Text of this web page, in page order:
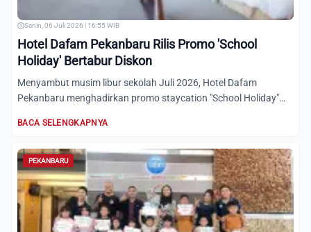
Senin, 06 Juli 2026 | 16:55 WIB
Hotel Dafam Pekanbaru Rilis Promo 'School
Holiday' Bertabur Diskon
Menyambut musim libur sekolah Juli 2026, Hotel Dafam
Pekanbaru menghadirkan promo staycation "School Holiday"
BACA SELENGKAPNYA
PEKANBARU